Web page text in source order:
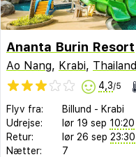
Ananta Burin Resort
Ao Nang, Krabi, Thailand
4,3/5
Flyv fra: Billund - Krabi
Udrejse:
lør 19 sep 10:20
Retur:
lør 26 sep 23:30
Nætter:
7